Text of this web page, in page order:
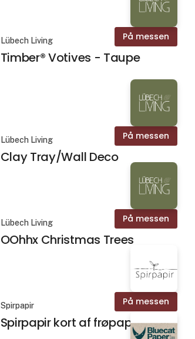
På messen
Lübech Living
Timber® Votives - Taupe
På messen
Lübech Living
Clay Tray/Wall Deco
På messen
Lübech Living
OOhhx Christmas Trees
På messen
Spirpapir
Spirpapir kort af frøpapir